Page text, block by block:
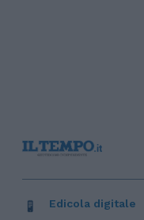
Edicola digitale